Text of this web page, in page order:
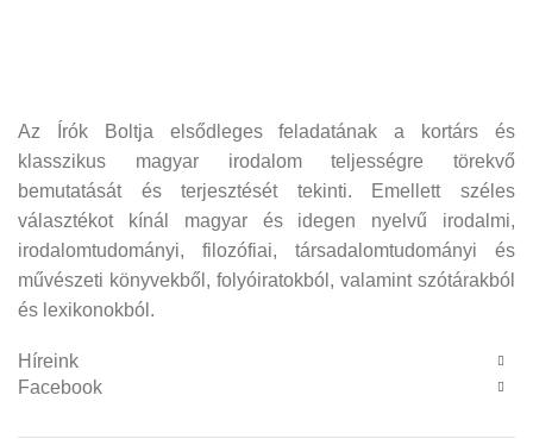
Az Írók Boltja elsődleges feladatának a kortárs és
klasszikus magyar irodalom teljességre törekvő
bemutatását és terjesztését tekinti. Emellett széles
választékot kínál magyar és idegen nyelvű irodalmi,
irodalomtudományi, filozófiai, társadalomtudományi és
művészeti könyvekből, folyóiratokból, valamint szótárakból
és lexikonokból.
Híreink
Facebook